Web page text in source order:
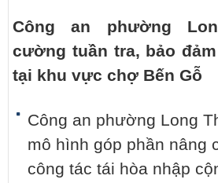
Công an phường
cường tuần tra, bảo
tại khu vực chợ Bến Gỗ
Công an phường Long
mô hình góp phần nâng
công tác tái hòa nhập